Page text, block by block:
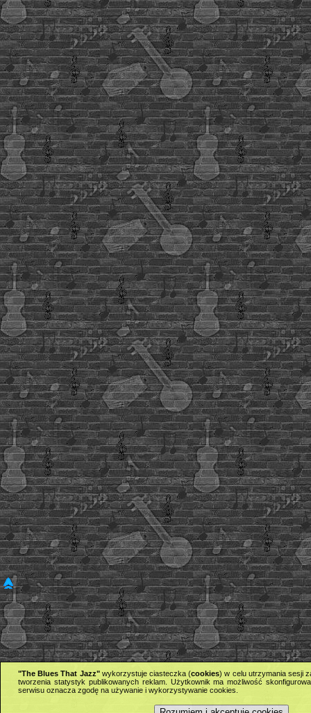
"The Blues That Jazz"wykorzystuje ciasteczka (cookies) w celu utrzymania sesji
tworzenia statystyk publikowanych reklam. Użytkownik ma możliwość
serwisu oznacza zgodę na używanie i wykorzystywanie cookies.